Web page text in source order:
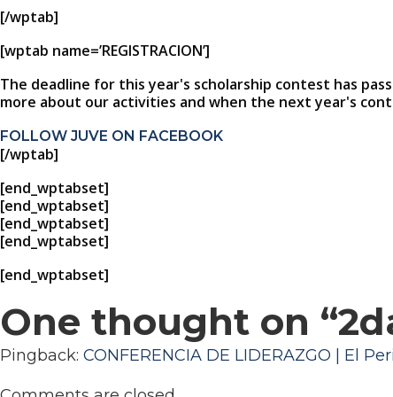
[/wptab]
[wptab name=’REGISTRACION’]
The deadline for this year's scholarship contest has
more about our activities and when the next year's
FOLLOW JUVE ON FACEBOOK
[/wptab]
[end_wptabset]
[end_wptabset]
[end_wptabset]
[end_wptabset]
[end_wptabset]
One thought on “
Pingback: CONFERENCIA DE LIDERAZGO | El